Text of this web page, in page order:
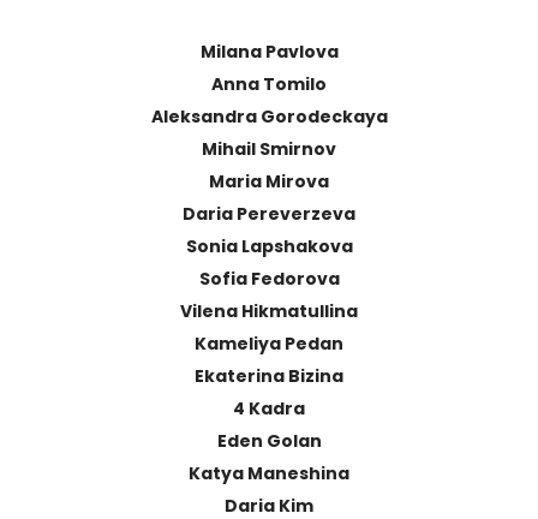
Milana Pavlova
Anna Tomilo
Aleksandra Gorodeckaya
Mihail Smirnov
Maria Mirova
Daria Pereverzeva
Sonia Lapshakova
Sofia Fedorova
Vilena Hikmatullina
Kameliya Pedan
Ekaterina Bizina
4 Kadra
Eden Golan
Katya Maneshina
Daria Kim